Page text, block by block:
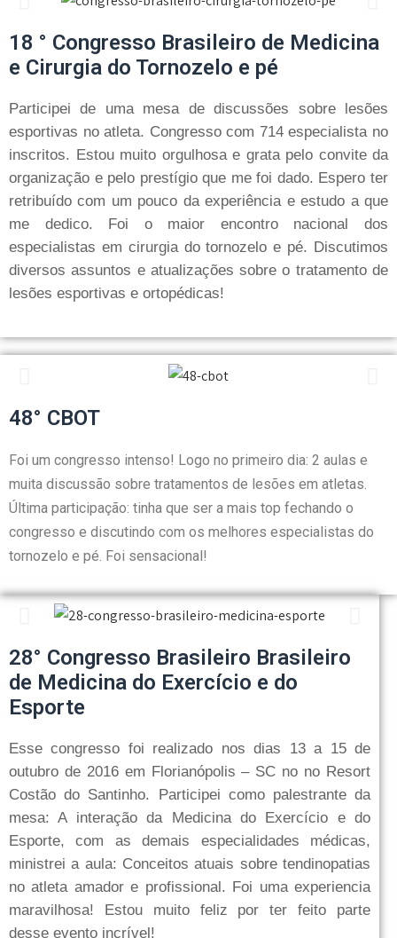
18 ° Congresso Brasileiro de Medicina
e Cirurgia do Tornozelo e pé
Participei de uma mesa de discussões sobre lesões
esportivas no atleta. Congresso com 714 especialista no
inscritos. Estou muito orgulhosa e grata pelo convite da
organização e pelo prestígio que me foi dado. Espero ter
retribuído com um pouco da experiência e estudo a que
me dedico. Foi o maior encontro nacional dos
especialistas em cirurgia do tornozelo e pé. Discutimos
diversos assuntos e atualizações sobre o tratamento de
lesões esportivas e ortopédicas!
48° CBOT
Foi um congresso intenso! Logo no primeiro dia: 2 aulas e
muita discussão sobre tratamentos de lesões em atletas.
Última participação: tinha que ser a mais top fechando o
congresso e discutindo com os melhores especialistas do
tornozelo e pé. Foi sensacional!
28° Congresso Brasileiro Brasileiro
de Medicina do Exercício e do
Esporte
Esse congresso foi realizado nos dias 13 a 15 de
outubro de 2016 em Florianópolis – SC no no Resort
Costão do Santinho. Participei como palestrante da
mesa: A interação da Medicina do Exercício e do
Esporte, com as demais especialidades médicas,
ministrei a aula: Conceitos atuais sobre tendinopatias
no atleta amador e profissional. Foi uma experiencia
maravilhosa! Estou muito feliz por ter feito parte
desse evento incrível!